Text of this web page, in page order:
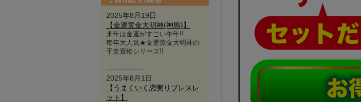
2025年8月19日
【金運黄金大明神(神馬)】
来年は金運がすごい午年!!
毎年大人気★金運黄金大明神の
干支置物シリーズ!!
------------------
2025年8月1日
【うまくいく恋実りブレスレ
ット】